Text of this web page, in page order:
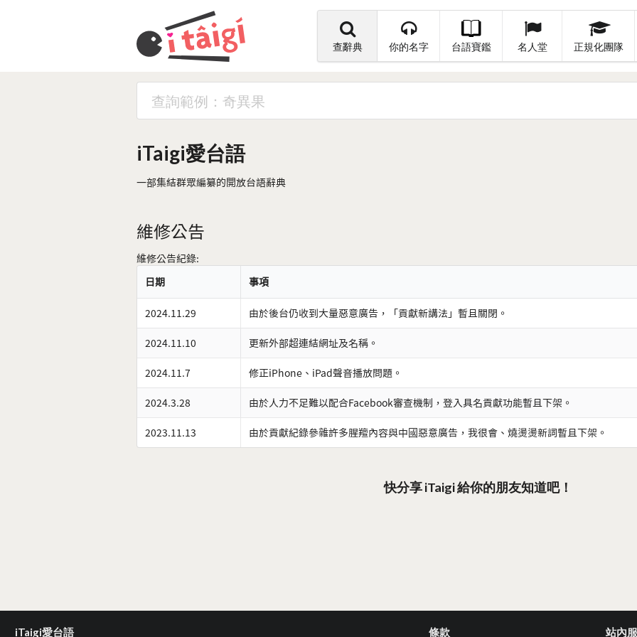
查辭典 你的名字 台語寶鑑 名人堂 正規化團隊
iTaigi愛台語
一部集結群眾編纂的開放台語辭典
維修公告
維修公告紀錄:
日期
事項
2024.11.29 由於後台仍收到大量惡意廣告，「貢獻新講法」暫且關閉。
2024.11.10 更新外部超連結網址及名稱。
2024.11.7 修正iPhone、iPad聲音播放問題。
2024.3.28 由於人力不足難以配合Facebook審查機制，登入具名貢獻功能暫且下架。
2023.11.13 由於貢獻紀錄參雜許多腥羶內容與中國惡意廣告，我很會、燒燙燙新詞暫且下架。
快分享 iTaigi 給你的朋友知道吧！
iTaigi愛台語 條款 站內